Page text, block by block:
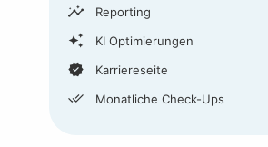
insights Reporting
auto_awesome KI Optimierungen
verified Karriereseite
done_all Monatliche Check-Ups